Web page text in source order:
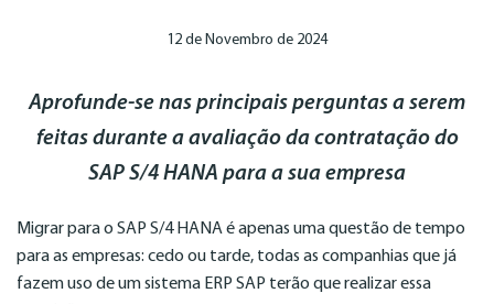
12 de Novembro de 2024
Aprofunde-se nas principais perguntas a serem
feitas durante a avaliação da contratação do
SAP S/4 HANA para a sua empresa
Migrar para o SAP S/4 HANA é apenas uma questão de tempo
para as empresas: cedo ou tarde, todas as companhias que já
fazem uso de um sistema ERP SAP terão que realizar essa